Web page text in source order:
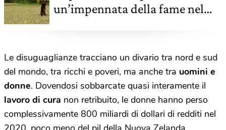
un’impennata della fame nel
Le disuguaglianze tracciano un divario tra nord e sud
del mondo, tra ricchi e poveri, ma anche tra uomini e
donne. Dovendosi sobbarcate quasi interamente il
lavoro di cura non retribuito, le donne hanno perso
complessivamente 800 miliardi di dollari di redditi nel